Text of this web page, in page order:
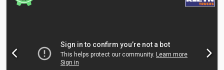
considerare și ofertele de schimb. 4000 € plus TVA.